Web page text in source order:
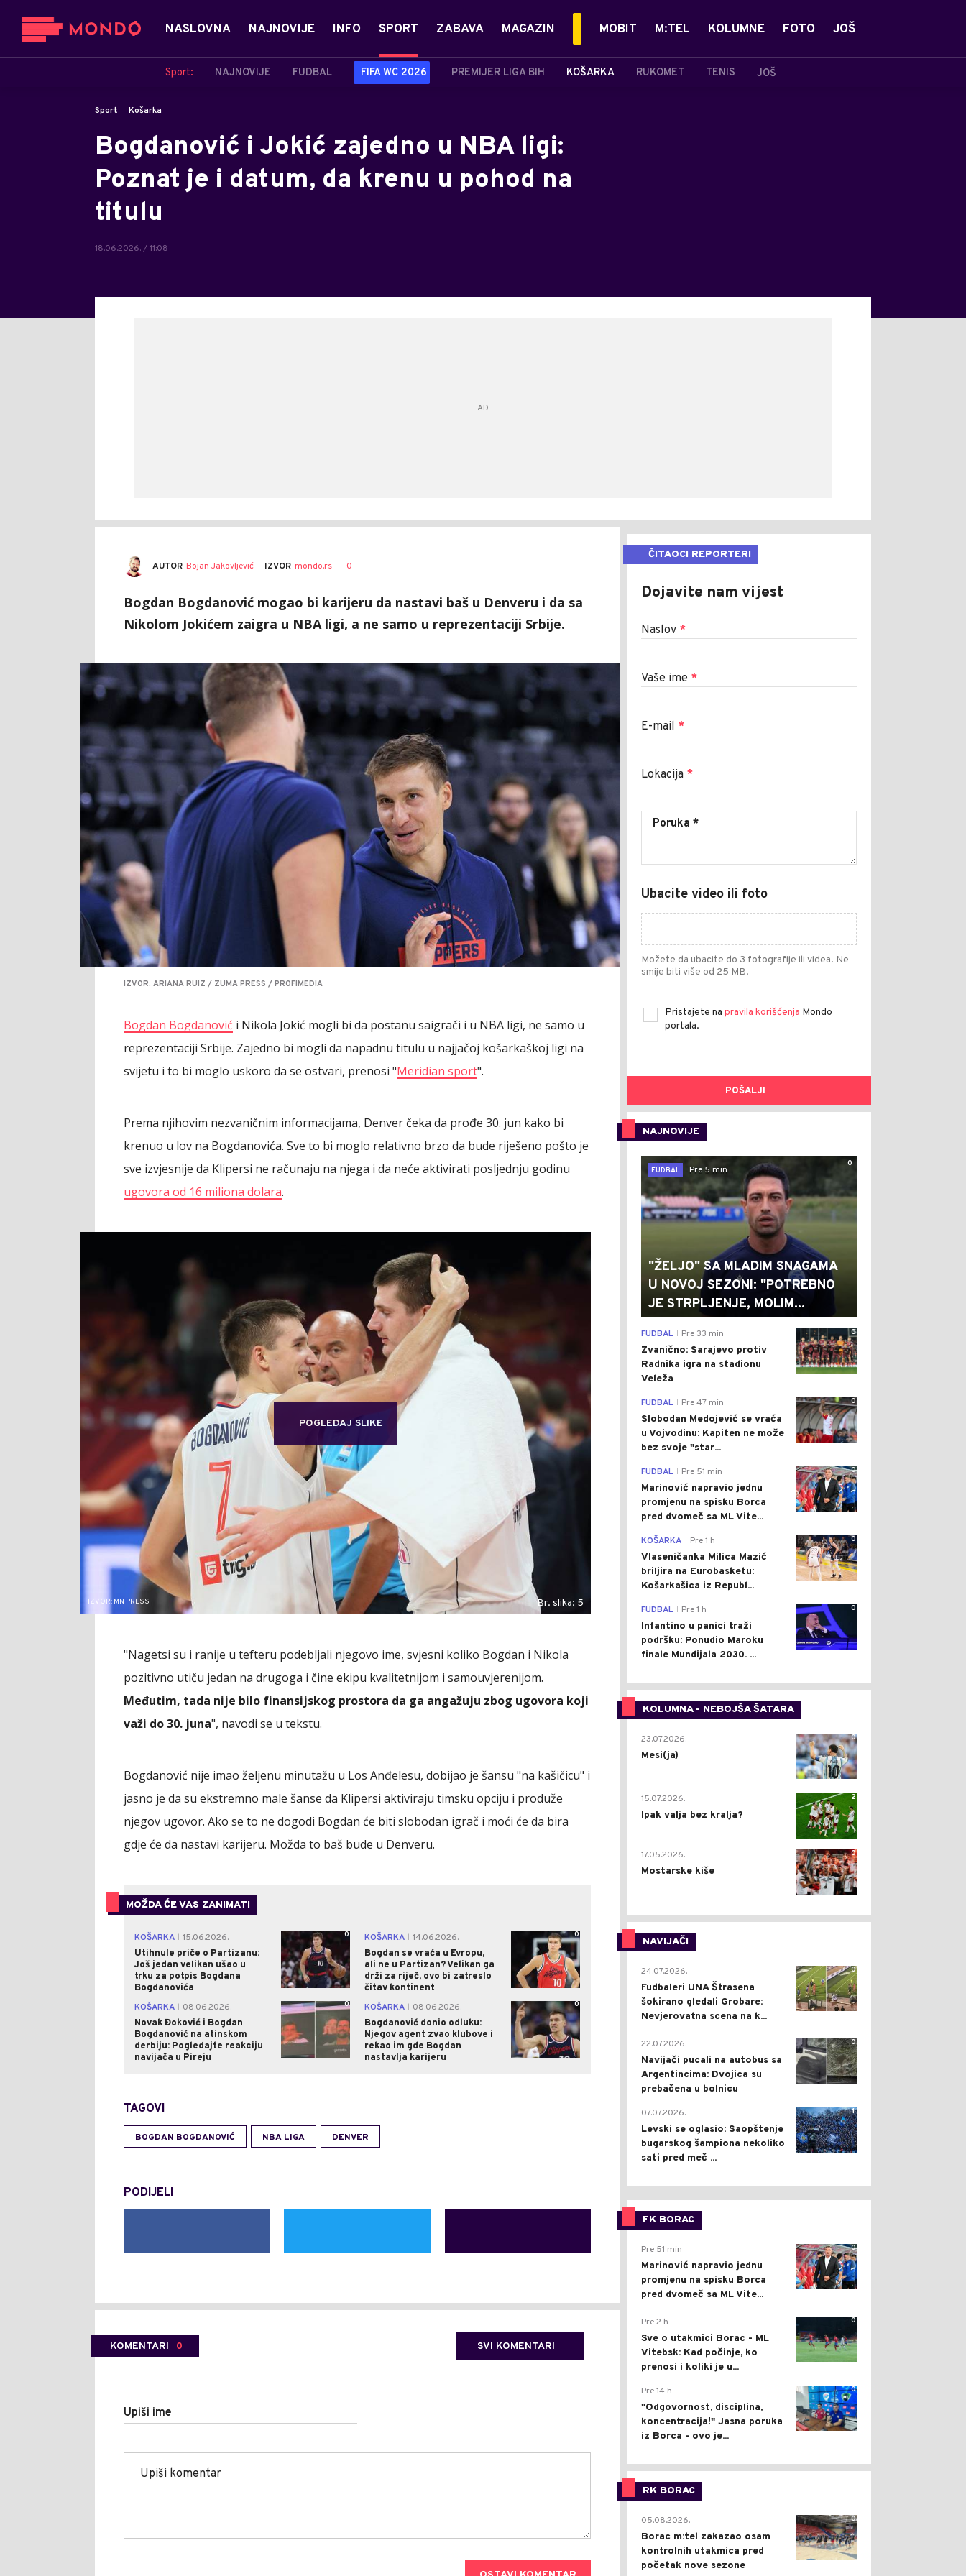
NASLOVNA NAJNOVIJE INFO SPORT
Sport: NAJNOVIJE FUDBAL FIFA WC 2026 PREMIJER LIGA BIH KOŠARKA RUKOMET TENIS JOŠ
ZABAVA MAGAZIN MOBIT M:TEL KOLUMNE FOTO JOŠ
Sport Košarka
Bogdanović i Jokić zajedno u NBA ligi:
Poznat je i datum, da krenu u pohod na
titulu
18.06.2026. / 11:08
AUTOR Bojan Jakovljević IZVOR mondo.rs 0
Bogdan Bogdanović mogao bi karijeru da nastavi baš u Denveru i da sa
Nikolom Jokićem zaigra u NBA ligi, a ne samo u reprezentaciji Srbije.
IZVOR: ARIANA RUIZ / ZUMA PRESS / PROFIMEDIA
Bogdan Bogdanović i Nikola Jokić mogli bi da postanu saigrači i u NBA ligi, ne samo u
reprezentaciji Srbije. Zajedno bi mogli da napadnu titulu u najjačoj košarkaškoj ligi na
svijetu i to bi moglo uskoro da se ostvari, prenosi "Meridian sport".
Prema njihovim nezvaničnim informacijama, Denver čeka da prođe 30. jun kako bi
krenuo u lov na Bogdanovića. Sve to bi moglo relativno brzo da bude riješeno pošto je
sve izvjesnije da Klipersi ne računaju na njega i da neće aktivirati posljednju godinu
ugovora od 16 miliona dolara.
POGLEDAJ SLIKE
IZVOR: MN PRESS Br. slika: 5
"Nagetsi su i ranije u tefteru podebljali njegovo ime, svjesni koliko Bogdan i Nikola
pozitivno utiču jedan na drugoga i čine ekipu kvalitetnijom i samouvjerenijom.
Međutim, tada nije bilo finansijskog prostora da ga angažuju zbog ugovora koji
važi do 30. juna", navodi se u tekstu.
Bogdanović nije imao željenu minutažu u Los Anđelesu, dobijao je šansu "na kašičicu" i
jasno je da su ekstremno male šanse da Klipersi aktiviraju timsku opciju i produže
njegov ugovor. Ako se to ne dogodi Bogdan će biti slobodan igrač i moći će da bira
gdje će da nastavi karijeru. Možda to baš bude u Denveru.
MOŽDA ĆE VAS ZANIMATI
KOŠARKA
15.06.2026.
Utihnule priče o Partizanu:
Još jedan velikan ušao u
trku za potpis Bogdana
Bogdanovića
0 KOŠARKA
14.06.2026.
Bogdan se vraća u Evropu,
ali ne u Partizan? Velikan ga
drži za riječ, ovo bi zatreslo
čitav kontinent
0
KOŠARKA
08.06.2026.
Novak Đoković i Bogdan
Bogdanović na atinskom
derbiju: Pogledajte reakciju
navijača u Pireju
0 KOŠARKA
08.06.2026.
Bogdanović donio odluku:
Njegov agent zvao klubove i
rekao im gde Bogdan
nastavlja karijeru
0
TAGOVI
BOGDAN BOGDANOVIĆ NBA LIGA DENVER
PODIJELI
KOMENTARI 0 SVI KOMENTARI
Upiši ime
ČITAOCI REPORTERI
Dojavite nam vijest
Naslov *
Vaše ime *
E-mail *
Lokacija *
Ubacite video ili foto
Možete da ubacite do 3 fotografije ili videa. Ne
smije biti više od 25 MB.
Pristajete na pravila korišćenja Mondo
portala.
POŠALJI
NAJNOVIJE
0
FUDBAL
Pre 5 min
"ŽELJO" SA MLADIM SNAGAMA
U NOVOJ SEZONI: "POTREBNO
JE STRPLJENJE, MOLIM...
0
FUDBAL Pre 33 min
Zvanično: Sarajevo protiv
Radnika igra na stadionu
Veleža
0
FUDBAL Pre 47 min
Slobodan Medojević se vraća
u Vojvodinu: Kapiten ne može
bez svoje "star...
0
FUDBAL Pre 51 min
Marinović napravio jednu
promjenu na spisku Borca
pred dvomeč sa ML Vite...
0
KOŠARKA Pre 1 h
Vlaseničanka Milica Mazić
briljira na Eurobasketu:
Košarkašica iz Republ...
0
FUDBAL Pre 1 h
Infantino u panici traži
podršku: Ponudio Maroku
finale Mundijala 2030. ...
KOLUMNA - NEBOJŠA ŠATARA
0
23.07.2026.
Mesi(ja)
2
15.07.2026.
Ipak valja bez kralja?
0
17.05.2026.
Mostarske kiše
NAVIJAČI
0
24.07.2026.
Fudbaleri UNA Štrasena
šokirano gledali Grobare:
Nevjerovatna scena na k...
0
22.07.2026.
Navijači pucali na autobus sa
Argentincima: Dvojica su
prebačena u bolnicu
1
07.07.2026.
Levski se oglasio: Saopštenje
bugarskog šampiona nekoliko
sati pred meč ...
FK BORAC
0
Pre 51 min
Marinović napravio jednu
promjenu na spisku Borca
pred dvomeč sa ML Vite...
0
Pre 2 h
Sve o utakmici Borac - ML
Vitebsk: Kad počinje, ko
prenosi i koliki je u...
0
Pre 14 h
"Odgovornost, disciplina,
koncentracija!" Jasna poruka
iz Borca - ovo je...
RK BORAC
0
05.08.2026.
Borac m:tel zakazao osam
kontrolnih utakmica pred
početak nove sezone